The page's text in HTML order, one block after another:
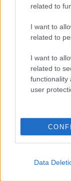
related to
I want to
related to
I want to
related to
functionality
user
Data
„Să ne abținem
pe cineva este
Urmează-ți